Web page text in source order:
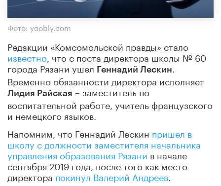
Фото: yoobly.com
Редакции «Комсомольской правды» стало
известно , что с поста директора школы № 60
города Рязани ушел Геннадий Лескин
Временно обязанности директора исполняет
Лидия Райская – заместитель по
воспитательной работе, учитель французского
и немецкого языков.
Напомним, что Геннадий Лескин пришел в
школу с должности заместителя начальника
управления образования Рязани в начале
сентября 2019 года, после того как место
директора покинул Валерий Андреев